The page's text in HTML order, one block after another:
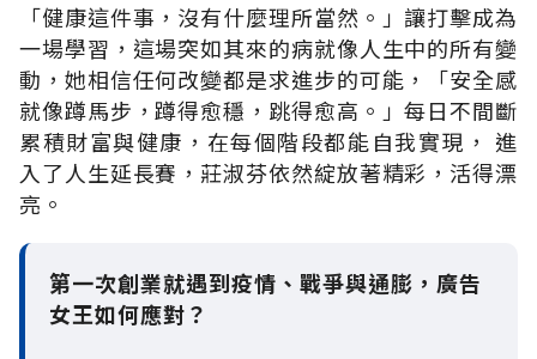
「健康這件事，沒有什麼理所當然。」讓打擊成為
一場學習，這場突如其來的病就像人生中的所有變
動，她相信任何改變都是求進步的可能，「安全感
就像蹲馬步，蹲得愈穩，跳得愈高。」每日不間斷
累積財富與健康，在每個階段都能自我實現， 進
入了人生延長賽，莊淑芬依然綻放著精彩，活得漂
亮。
第一次創業就遇到疫情、戰爭與通膨，廣告
女王如何應對？